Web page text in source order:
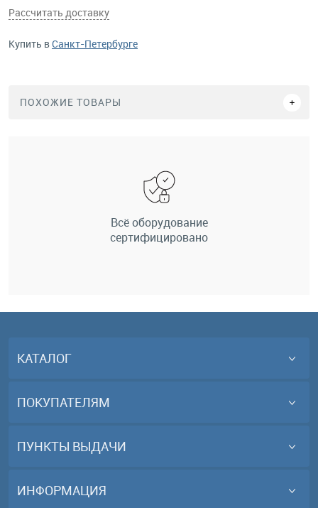
Рассчитать доставку
Купить вСанкт-Петербурге
ПОХОЖИЕ ТОВАРЫ
Всё оборудование
сертифицировано
КАТАЛОГ
ПОКУПАТЕЛЯМ
ПУНКТЫ ВЫДАЧИ
ИНФОРМАЦИЯ